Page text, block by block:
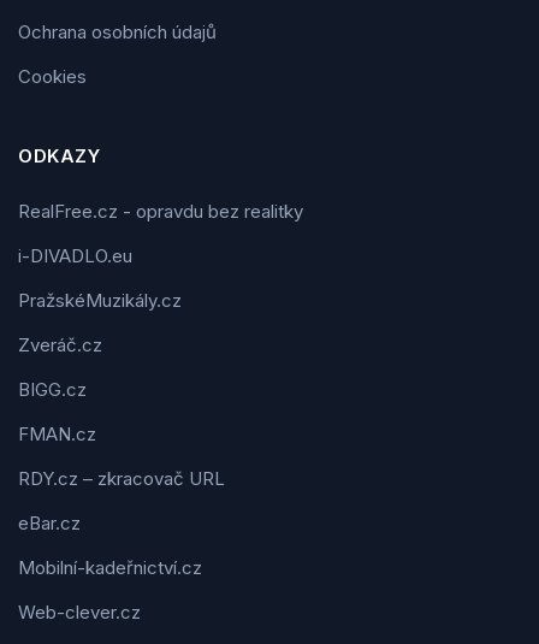
Ochrana osobních údajů
Cookies
ODKAZY
RealFree.cz - opravdu bez realitky
i-DIVADLO.eu
PražskéMuzikály.cz
Zveráč.cz
BIGG.cz
FMAN.cz
RDY.cz – zkracovač URL
eBar.cz
Mobilní-kadeřnictví.cz
Web-clever.cz